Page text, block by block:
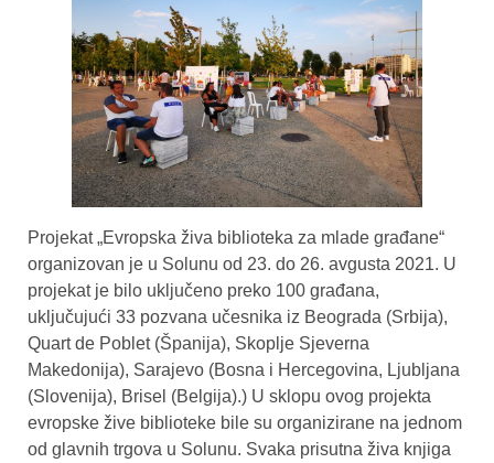
Projekat „Evropska živa biblioteka za mlade građane“
organizovan je u Solunu od 23. do 26. avgusta 2021. U
projekat je bilo uključeno preko 100 građana,
uključujući 33 pozvana učesnika iz Beograda (Srbija),
Quart de Poblet (Španija), Skoplje Sjeverna
Makedonija), Sarajevo (Bosna i Hercegovina, Ljubljana
(Slovenija), Brisel (Belgija).) U sklopu ovog projekta
evropske žive biblioteke bile su organizirane na jednom
od glavnih trgova u Solunu. Svaka prisutna živa knjiga